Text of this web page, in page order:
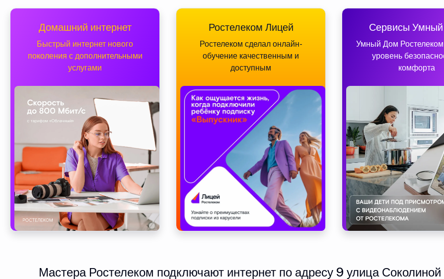
Домашний интернет
Быстрый интернет нового
поколения с дополнительными
услугами
Ростелеком Лицей
Ростелеком сделал онлайн-
обучение качественным и
доступным
Сервисы
Умный Дом
уровень
комфорта
Мастера Ростелеком подключают интернет по адресу 9 улица